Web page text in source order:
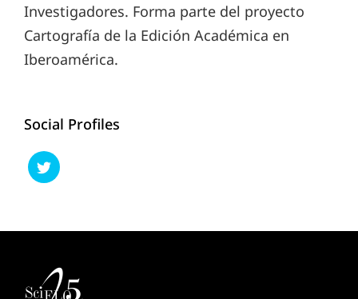
Investigadores. Forma parte del proyecto
Cartografía de la Edición Académica en
Iberoamérica.
Social Profiles